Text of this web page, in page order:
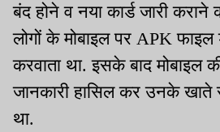
बंद होने व नया कार्ड जारी
लोगों के मोबाइल पर APK फाइल
करवाता था. इसके बाद मोबाइल
जानकारी हासिल कर उनके
था.